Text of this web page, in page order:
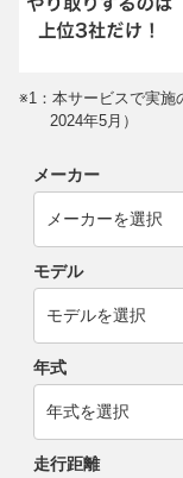
※1：本サービスで実施
2024年5月）
メーカー
モデル
年式
走行距離